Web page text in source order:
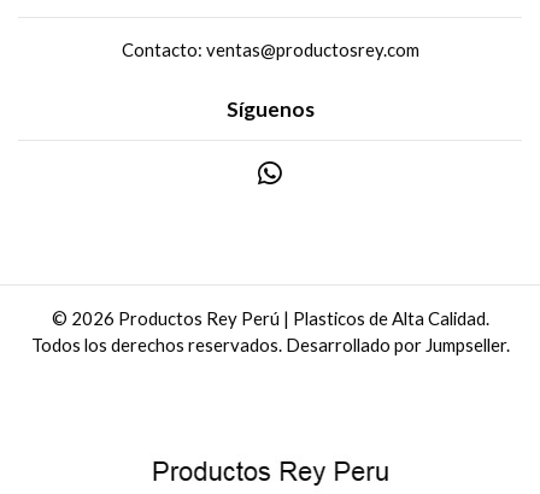
Contacto: ventas@productosrey.com
Síguenos
© 2026 Productos Rey Perú | Plasticos de Alta Calidad.
Todos los derechos reservados. Desarrollado por Jumpseller.